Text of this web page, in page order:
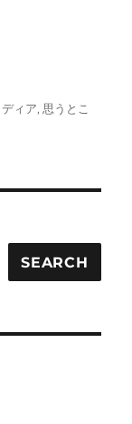
ディア,思うとこ
SEARCH